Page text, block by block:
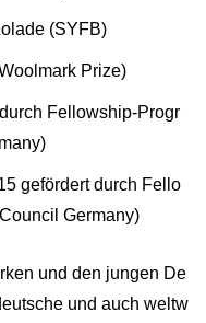
(SYFB)
Prize)
Fellowship-Progr
gefördert durch Fello
Germany)
und den jungen De
und auch weltw